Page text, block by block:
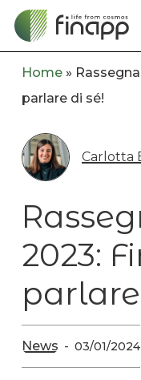
Skip
Home»
parlare di sé!
Carlotta
2023:
News 03/01/2024